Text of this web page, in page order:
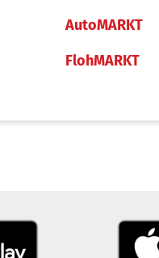
AutoMARKT
FlohMARKT